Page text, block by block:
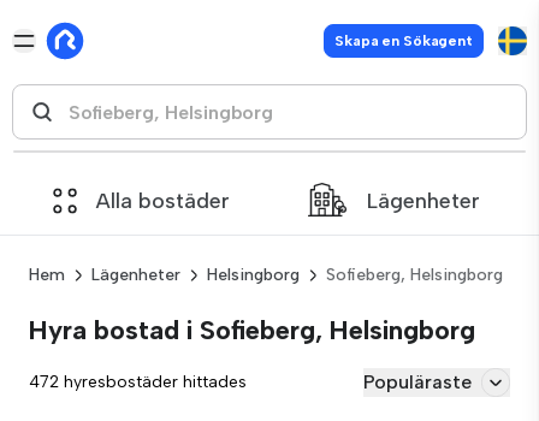
Skapa en Sökagent
Alla bostäder Lägenheter
Hem Lägenheter Helsingborg Sofieberg, Helsingborg
Hyra bostad i Sofieberg, Helsingborg
472 hyresbostäder hittades Populäraste